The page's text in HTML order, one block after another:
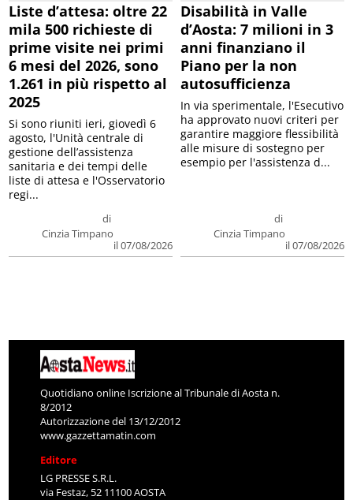
Liste d’attesa: oltre 22
mila 500 richieste di
prime visite nei primi
6 mesi del 2026, sono
1.261 in più rispetto al
2025
di
Cinzia Timpano
il 07/08/2026
Si sono riuniti ieri, giovedì 6
agosto, l'Unità centrale di
gestione dell’assistenza
sanitaria e dei tempi delle
liste di attesa e l'Osservatorio
regi...
Disabilità in Valle
d’Aosta: 7 milioni in 3
anni finanziano il
Piano per la non
autosufficienza
di
Cinzia Timpano
il 07/08/2026
In via sperimentale, l'Esecutivo
ha approvato nuovi criteri per
garantire maggiore flessibilità
alle misure di sostegno per
esempio per l'assistenza d...
Quotidiano online Iscrizione al Tribunale di Aosta n.
8/2012
Autorizzazione del 13/12/2012
www.gazzettamatin.com
Editore
LG PRESSE S.R.L.
via Festaz, 52 11100 AOSTA